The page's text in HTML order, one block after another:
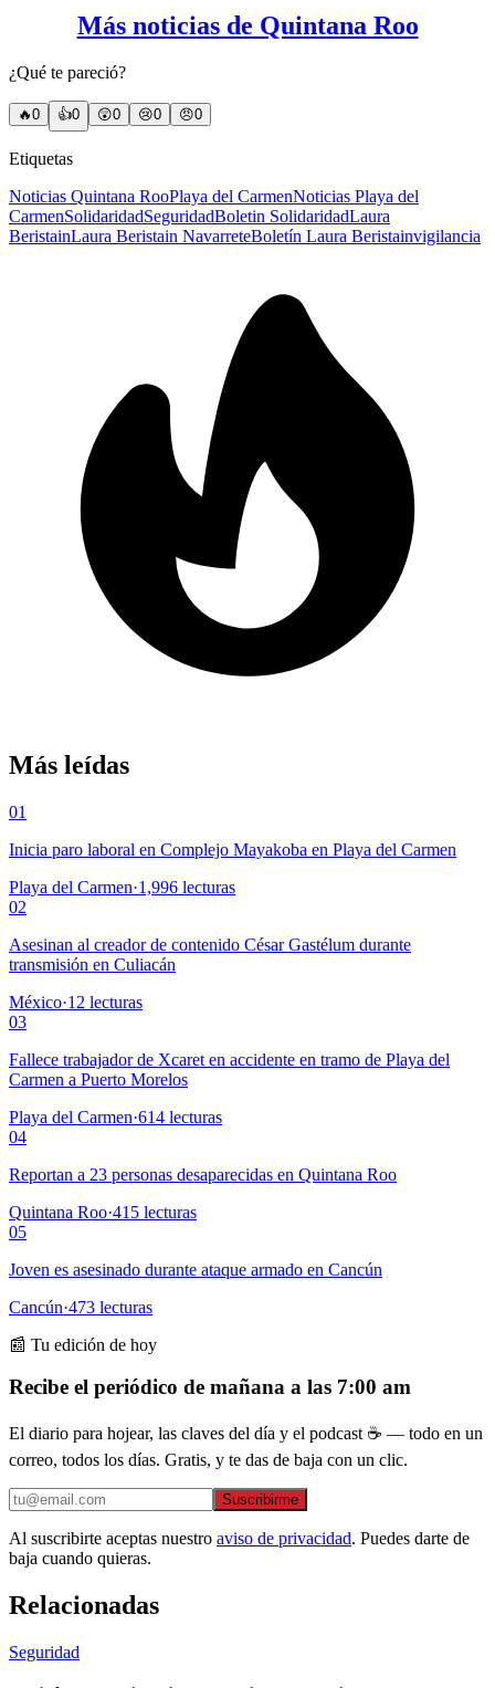
Más noticias de Quintana Roo
¿Qué te pareció?
🔥0 👍0 😲0 😢0 😠0
Etiquetas
Noticias Quintana RooPlaya del CarmenNoticias Playa del
CarmenSolidaridadSeguridadBoletin SolidaridadLaura
BeristainLaura Beristain NavarreteBoletín Laura Beristainvigilancia
Más leídas
01
Inicia paro laboral en Complejo Mayakoba en Playa del Carmen
Playa del Carmen·1,996 lecturas
02
Asesinan al creador de contenido César Gastélum durante
transmisión en Culiacán
México·12 lecturas
03
Fallece trabajador de Xcaret en accidente en tramo de Playa del
Carmen a Puerto Morelos
Playa del Carmen·614 lecturas
04
Reportan a 23 personas desaparecidas en Quintana Roo
Quintana Roo·415 lecturas
05
Joven es asesinado durante ataque armado en Cancún
Cancún·473 lecturas
📰 Tu edición de hoy
Recibe el periódico de mañana a las 7:00 am
El diario para hojear, las claves del día y el podcast ☕ — todo en un
correo, todos los días. Gratis, y te das de baja con un clic.
Suscribirme
Al suscribirte aceptas nuestro aviso de privacidad. Puedes darte de
baja cuando quieras.
Relacionadas
Seguridad